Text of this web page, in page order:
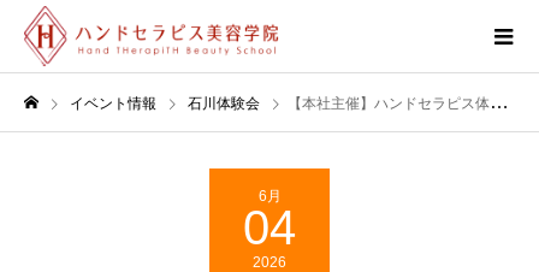
イベント情報 石川体験会 【本社主催】ハンドセラピス体験セミナー【石川/金沢】
6月
04
2026